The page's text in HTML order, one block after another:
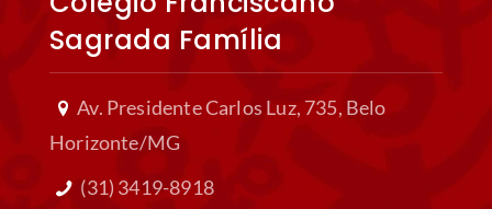
Sagrada Família
Av. Presidente Carlos Luz, 735, Belo
Horizonte/MG
(31) 3419-8918